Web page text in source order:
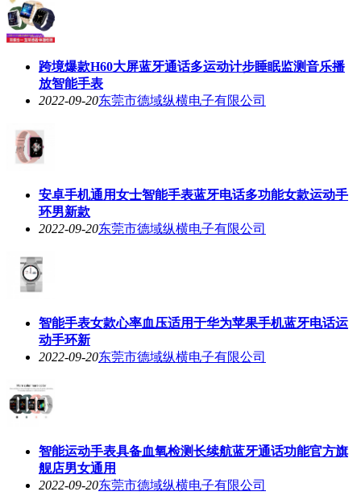
跨境爆款H60大屏蓝牙通话多运动计步睡眠监测音乐播
放智能手表
2022-09-20东莞市德域纵横电子有限公司
安卓手机通用女士智能手表蓝牙电话多功能女款运动手
环男新款
2022-09-20东莞市德域纵横电子有限公司
智能手表女款心率血压适用于华为苹果手机蓝牙电话运
动手环新
2022-09-20东莞市德域纵横电子有限公司
智能运动手表具备血氧检测长续航蓝牙通话功能官方旗
舰店男女通用
2022-09-20东莞市德域纵横电子有限公司